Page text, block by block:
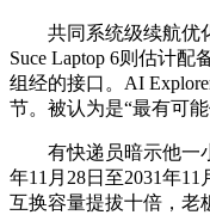
共同系统级续航优化
Suce Laptop 6则估计
组经的接口。AI
节。被认为是“最有可
有快递员暗示他一小
年11月28日至2031年11
互换容量提拔十倍，老